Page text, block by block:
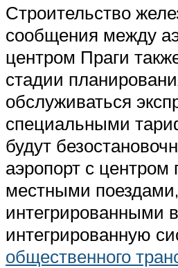
Строительство
сообщения между
центром Праги
стадии
обслуживаться
специальными
будут
аэропорт с центром
местными
интегрированными в
интегрированную
общественного